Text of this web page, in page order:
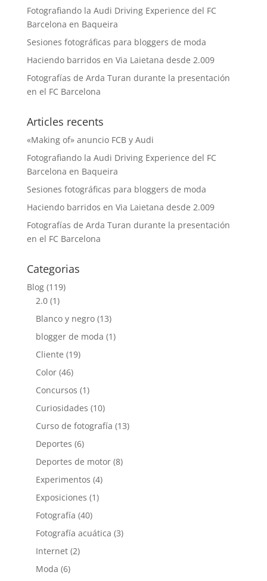
Fotografiando la Audi Driving Experience del FC
Barcelona en Baqueira
Sesiones fotográficas para bloggers de moda
Haciendo barridos en Via Laietana desde 2.009
Fotografías de Arda Turan durante la presentación
en el FC Barcelona
Articles recents
«Making of» anuncio FCB y Audi
Fotografiando la Audi Driving Experience del FC
Barcelona en Baqueira
Sesiones fotográficas para bloggers de moda
Haciendo barridos en Via Laietana desde 2.009
Fotografías de Arda Turan durante la presentación
en el FC Barcelona
Categorias
Blog(119)
2.0(1)
Blanco y negro(13)
blogger de moda (1)
Cliente (19)
Color(46)
Concursos (1)
Curiosidades (10)
Curso de fotografía (13)
Deportes (6)
Deportes de motor(8)
Experimentos (4)
Exposiciones (1)
Fotografía (40)
Fotografía acuática (3)
Internet(2)
Moda (6)